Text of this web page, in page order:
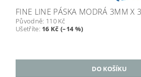
FINE LINE PÁSKA MODRÁ 3MM X
Původně: 110 Kč
Ušetříte: 16 Kč (–14 %)